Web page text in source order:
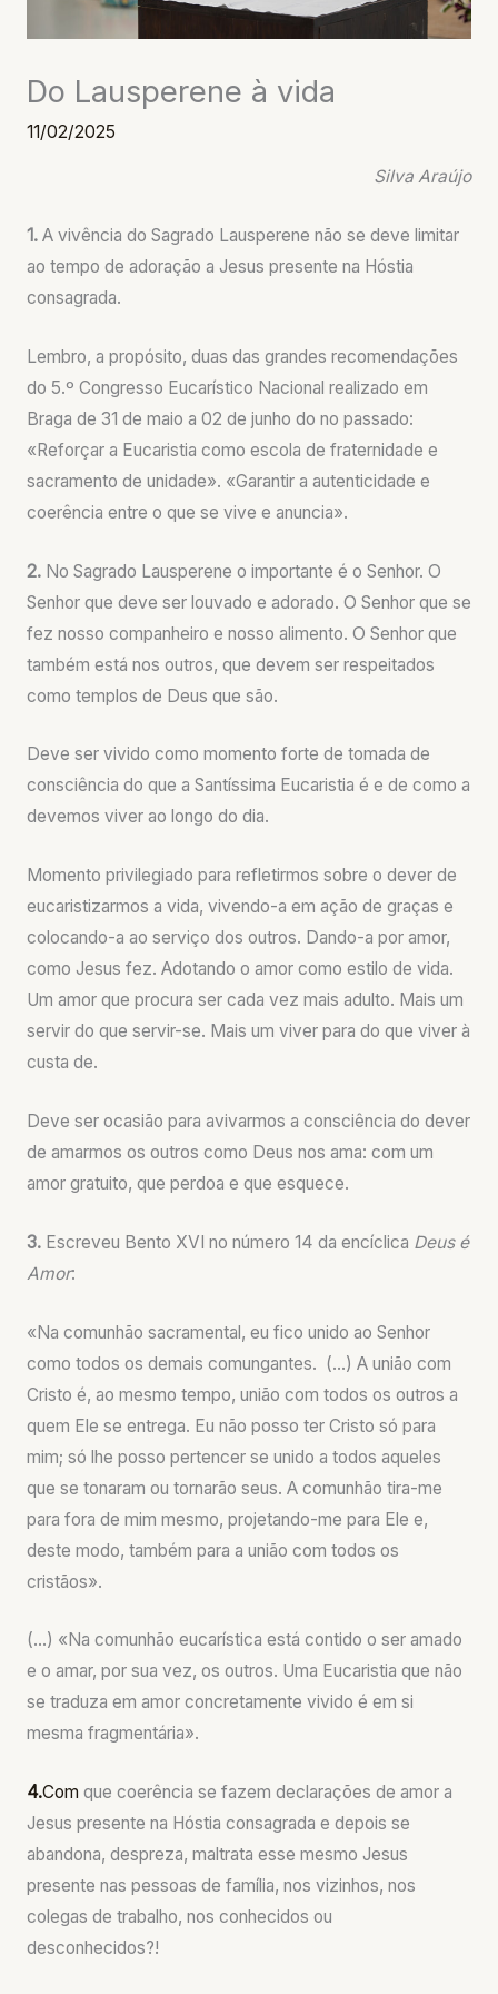
Do Lausperene à vida
11/02/2025
Silva Araújo
1. A vivência do Sagrado Lausperene não se deve limitar
ao tempo de adoração a Jesus presente na Hóstia
consagrada.
Lembro, a propósito, duas das grandes recomendações
do 5.º Congresso Eucarístico Nacional realizado em
Braga de 31 de maio a 02 de junho do no passado:
«Reforçar a Eucaristia como escola de fraternidade e
sacramento de unidade». «Garantir a autenticidade e
coerência entre o que se vive e anuncia».
2. No Sagrado Lausperene o importante é o Senhor. O
Senhor que deve ser louvado e adorado. O Senhor que se
fez nosso companheiro e nosso alimento. O Senhor que
também está nos outros, que devem ser respeitados
como templos de Deus que são.
Deve ser vivido como momento forte de tomada de
consciência do que a Santíssima Eucaristia é e de como a
devemos viver ao longo do dia.
Momento privilegiado para refletirmos sobre o dever de
eucaristizarmos a vida, vivendo-a em ação de graças e
colocando-a ao serviço dos outros. Dando-a por amor,
como Jesus fez. Adotando o amor como estilo de vida.
Um amor que procura ser cada vez mais adulto. Mais um
servir do que servir-se. Mais um viver para do que viver à
custa de.
Deve ser ocasião para avivarmos a consciência do dever
de amarmos os outros como Deus nos ama: com um
amor gratuito, que perdoa e que esquece.
3. Escreveu Bento XVI no número 14 da encíclica Deus é
Amor:
«Na comunhão sacramental, eu fico unido ao Senhor
como todos os demais comungantes. (…) A união com
Cristo é, ao mesmo tempo, união com todos os outros a
quem Ele se entrega. Eu não posso ter Cristo só para
mim; só lhe posso pertencer se unido a todos aqueles
que se tonaram ou tornarão seus. A comunhão tira-me
para fora de mim mesmo, projetando-me para Ele e,
deste modo, também para a união com todos os
cristãos».
(…) «Na comunhão eucarística está contido o ser amado
e o amar, por sua vez, os outros. Uma Eucaristia que não
se traduza em amor concretamente vivido é em si
mesma fragmentária».
4.Com que coerência se fazem declarações de amor a
Jesus presente na Hóstia consagrada e depois se
abandona, despreza, maltrata esse mesmo Jesus
presente nas pessoas de família, nos vizinhos, nos
colegas de trabalho, nos conhecidos ou
desconhecidos?!